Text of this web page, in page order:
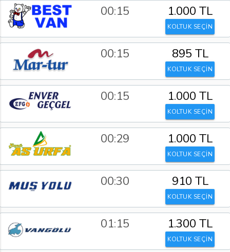
00:15 1.000 TL
KOLTUK SEÇİN
00:15 895 TL
KOLTUK SEÇİN
00:15 1.000 TL
KOLTUK SEÇİN
00:29 1.000 TL
KOLTUK SEÇİN
00:30 910 TL
KOLTUK SEÇİN
01:15 1.300 TL
KOLTUK SEÇİN